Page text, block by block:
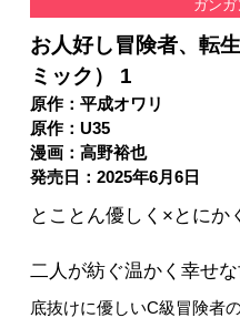
ガン
お人好し冒険者、転
ミック） 1
原作：平成オワリ
原作：U35
漫画：高野裕也
発売日：2025年6月6日
とことん優しく×とにか
二人が紡ぐ温かく幸せな
底抜けに優しいC級冒険者